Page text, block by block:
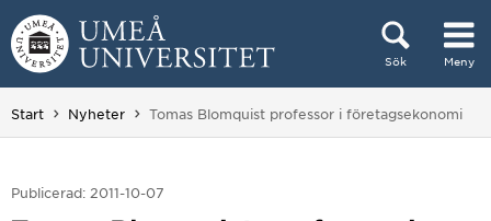
Hoppa direkt till innehållet
Sök Meny
Huvudmenyn dold.
Start Nyheter Du är här:
Tomas Blomquist professor i företagsekonomi
Publicerad: 2011-10-07